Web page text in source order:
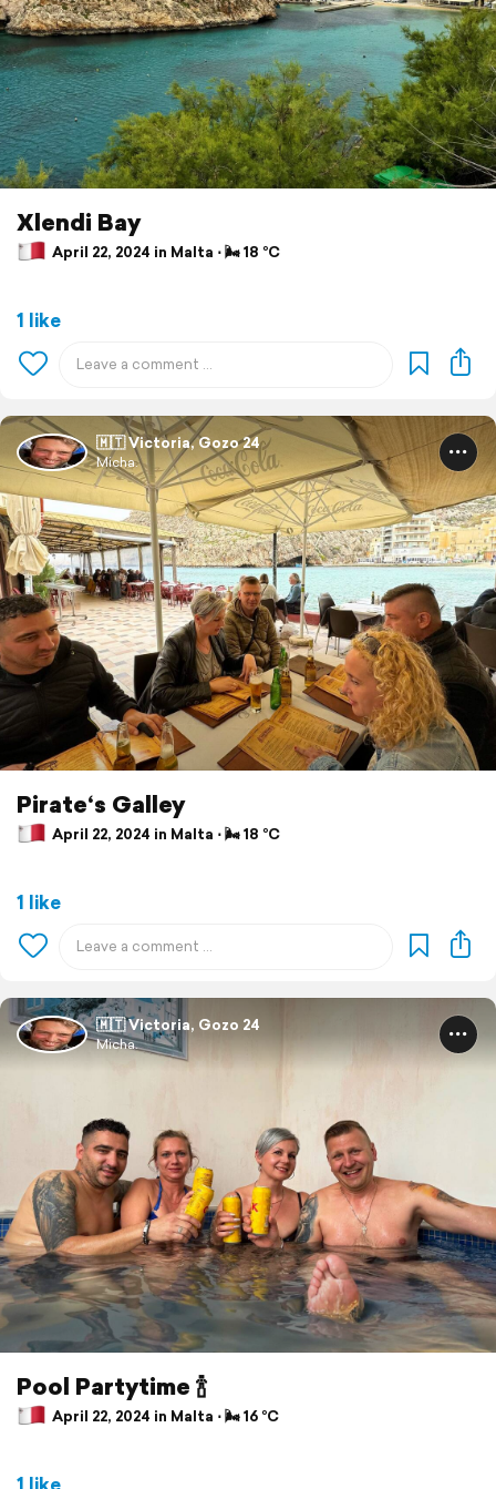
Xlendi Bay
April 22, 2024 in Malta ⋅ 🌬 18 °C
1 like
🇲🇹 Victoria, Gozo 24
Micha.
Pirate‘s Galley
April 22, 2024 in Malta ⋅ 🌬 18 °C
1 like
🇲🇹 Victoria, Gozo 24
Micha.
Pool Partytime 🍾
April 22, 2024 in Malta ⋅ 🌬 16 °C